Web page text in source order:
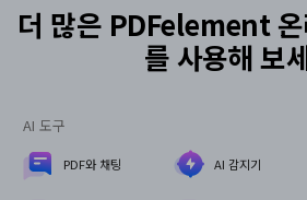
더 많은 PDFelement
를 사용해 보
AI 도구
PDF와 채팅 AI 감지기